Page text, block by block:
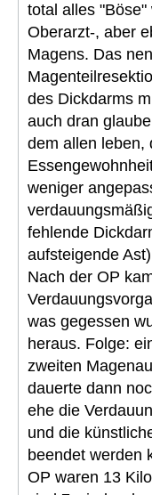
total alles
Oberarzt-, aber
Magens. Das
des Dickdarms
auch dran
dem allen leben,
weniger
fehlende
aufsteigende
Nach der OP
was gegessen
heraus. Folge:
zweiten
dauerte dann
ehe die
und die
beendet werden
OP waren 13